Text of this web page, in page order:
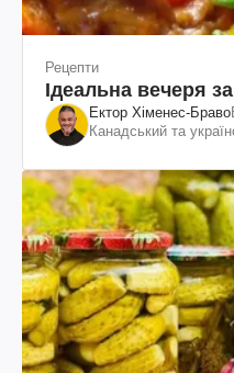
Рецепти
Ідеальна вечеря
Ектор Хіменес-Браво
Канадський та